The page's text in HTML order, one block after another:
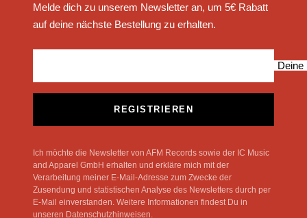
Melde dich zu unserem Newsletter an, um 5€ Rabatt
auf deine nächste Bestellung zu erhalten.
Deine
REGISTRIEREN
Ich möchte die Newsletter von AFM Records sowie der IC Music
and Apparel GmbH erhalten und erkläre mich mit der
Verarbeitung meiner E-Mail-Adresse zum Zwecke der
Zusendung und statistischen Analyse des Newsletters durch per
E-Mail einverstanden. Weitere Informationen findest Du in
unseren Datenschutzhinweisen.